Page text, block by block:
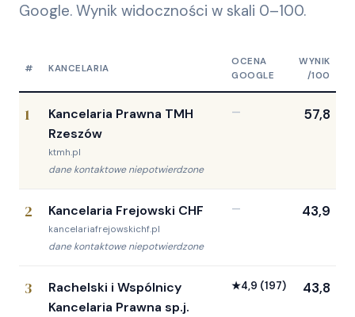
Google. Wynik widoczności w skali 0–100.
# KANCELARIA
OCENA
GOOGLE
WYNIK
/100
1
Kancelaria Prawna TMH
Rzeszów
ktmh.pl
dane kontaktowe niepotwierdzone
— 57,8
2 Kancelaria Frejowski CHF
kancelariafrejowskichf.pl
dane kontaktowe niepotwierdzone
— 43,9
3
Rachelski i Wspólnicy
Kancelaria Prawna sp.j.
★4,9 (197) 43,8